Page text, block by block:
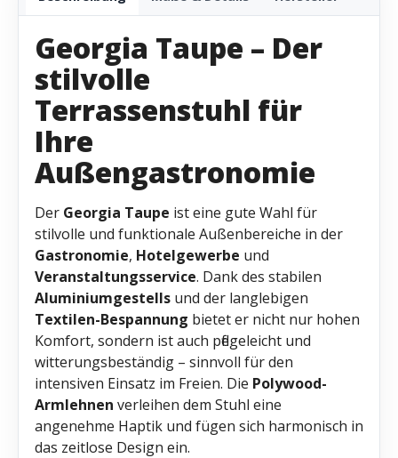
Georgia Taupe – Der
stilvolle
Terrassenstuhl für
Ihre
Außengastronomie
Der Georgia Taupe ist eine gute Wahl für
stilvolle und funktionale Außenbereiche in der
Gastronomie, Hotelgewerbe und
Veranstaltungsservice. Dank des stabilen
Aluminiumgestells und der langlebigen
Textilen-Bespannung bietet er nicht nur hohen
Komfort, sondern ist auch pflegeleicht und
witterungsbeständig – sinnvoll für den
intensiven Einsatz im Freien. Die Polywood-
Armlehnen verleihen dem Stuhl eine
angenehme Haptik und fügen sich harmonisch in
das zeitlose Design ein.